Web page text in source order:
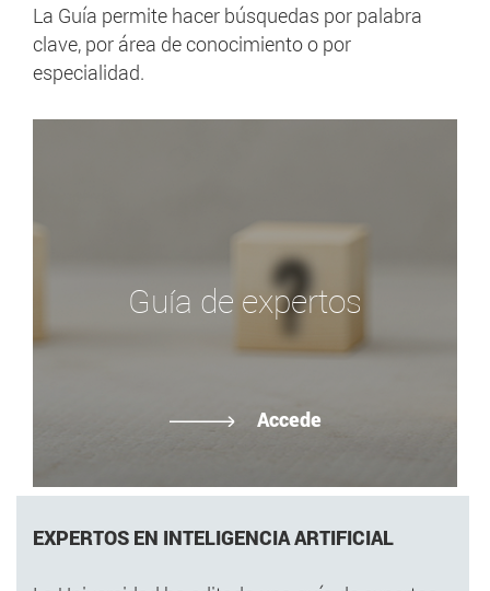
La Guía permite hacer búsquedas por palabra
clave, por área de conocimiento o por
especialidad.
Guía de expertos
Accede
EXPERTOS EN INTELIGENCIA ARTIFICIAL